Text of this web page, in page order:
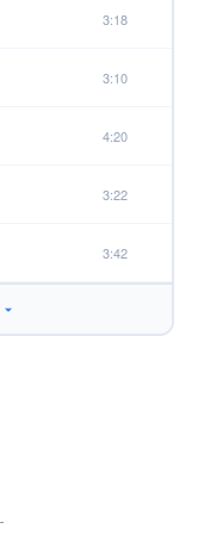
3:18
3:10
4:20
3:22
3:42